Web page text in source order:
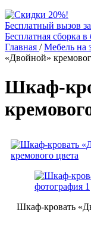
Бесплатный вызов
Бесплатная сборка в
Главная /Мебель на
«Двойной»
Шкаф-
Шкаф-кровать